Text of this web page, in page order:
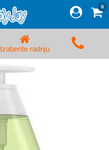
Prijava/Registracija
0
Izaberite radnju